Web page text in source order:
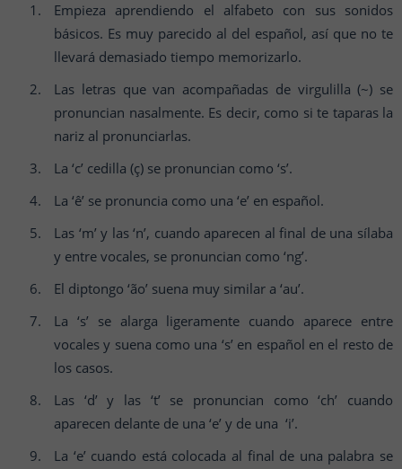
Empieza aprendiendo el alfabeto con sus sonidos
básicos. Es muy parecido al del español, así que no te
llevará demasiado tiempo memorizarlo.
Las letras que van acompañadas de virgulilla (~) se
pronuncian nasalmente. Es decir, como si te taparas la
nariz al pronunciarlas.
La ‘c’ cedilla (ç) se pronuncian como ‘s’.
La ‘ê’ se pronuncia como una ‘e’ en español.
Las ‘m’ y las ‘n’, cuando aparecen al final de una sílaba
y entre vocales, se pronuncian como ‘ng’.
El diptongo ‘ão’ suena muy similar a ‘au’.
La ‘s’ se alarga ligeramente cuando aparece entre
vocales y suena como una ‘s’ en español en el resto de
los casos.
Las ‘d’ y las ‘t’ se pronuncian como ‘ch’ cuando
aparecen delante de una ‘e’ y de una ‘i’.
La ‘e’ cuando está colocada al final de una palabra se